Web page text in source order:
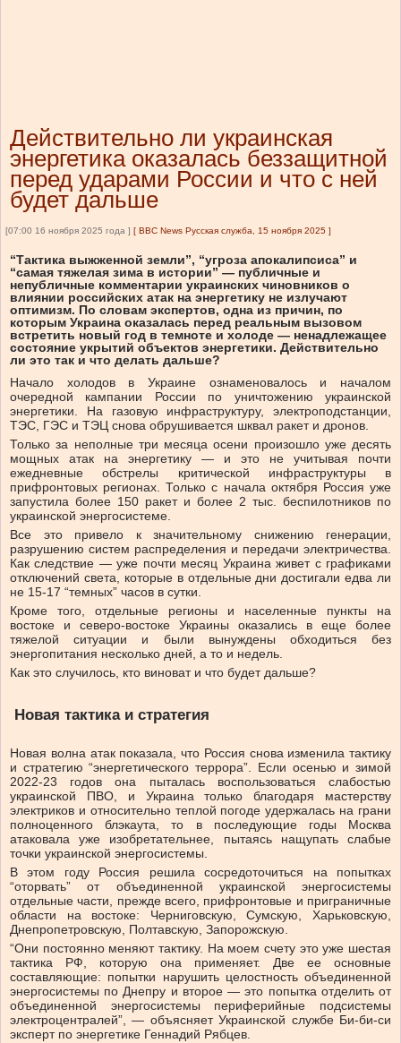
Действительно ли украинская
энергетика оказалась беззащитной
перед ударами России и что с ней
будет дальше
[07:00 16 ноября 2025 года ] [ BBC News Русская служба, 15 ноября 2025 ]
“Тактика выжженной земли”, “угроза апокалипсиса” и
“самая тяжелая зима в истории” — публичные и
непубличные комментарии украинских чиновников о
влиянии российских атак на энергетику не излучают
оптимизм. По словам экспертов, одна из причин, по
которым Украина оказалась перед реальным вызовом
встретить новый год в темноте и холоде — ненадлежащее
состояние укрытий объектов энергетики. Действительно
ли это так и что делать дальше?
Начало холодов в Украине ознаменовалось и началом
очередной кампании России по уничтожению украинской
энергетики. На газовую инфраструктуру, электроподстанции,
ТЭС, ГЭС и ТЭЦ снова обрушивается шквал ракет и дронов.
Только за неполные три месяца осени произошло уже десять
мощных атак на энергетику — и это не учитывая почти
ежедневные обстрелы критической инфраструктуры в
прифронтовых регионах. Только с начала октября Россия уже
запустила более 150 ракет и более 2 тыс. беспилотников по
украинской энергосистеме.
Все это привело к значительному снижению генерации,
разрушению систем распределения и передачи электричества.
Как следствие — уже почти месяц Украина живет с графиками
отключений света, которые в отдельные дни достигали едва ли
не 15-17 “темных” часов в сутки.
Кроме того, отдельные регионы и населенные пункты на
востоке и северо-востоке Украины оказались в еще более
тяжелой ситуации и были вынуждены обходиться без
энергопитания несколько дней, а то и недель.
Как это случилось, кто виноват и что будет дальше?
Новая тактика и стратегия
Новая волна атак показала, что Россия снова изменила тактику
и стратегию “энергетического террора”. Если осенью и зимой
2022-23 годов она пыталась воспользоваться слабостью
украинской ПВО, и Украина только благодаря мастерству
электриков и относительно теплой погоде удержалась на грани
полноценного блэкаута, то в последующие годы Москва
атаковала уже изобретательнее, пытаясь нащупать слабые
точки украинской энергосистемы.
В этом году Россия решила сосредоточиться на попытках
“оторвать” от объединенной украинской энергосистемы
отдельные части, прежде всего, прифронтовые и приграничные
области на востоке: Черниговскую, Сумскую, Харьковскую,
Днепропетровскую, Полтавскую, Запорожскую.
“Они постоянно меняют тактику. На моем счету это уже шестая
тактика РФ, которую она применяет. Две ее основные
составляющие: попытки нарушить целостность объединенной
энергосистемы по Днепру и второе — это попытка отделить от
объединенной энергосистемы периферийные подсистемы
электроцентралей”, — объясняет Украинской службе Би-би-си
эксперт по энергетике Геннадий Рябцев.